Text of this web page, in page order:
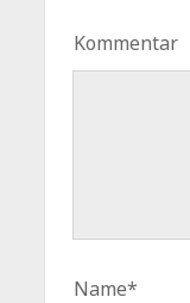
Kommentar
Name*